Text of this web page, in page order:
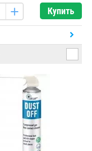
Купить